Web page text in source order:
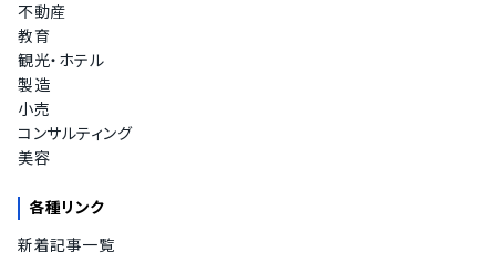
不動産
教育
観光・ホテル
製造
小売
コンサルティング
美容
各種リンク
新着記事一覧